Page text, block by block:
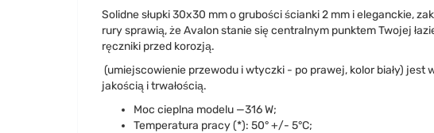
Solidne słupki 30x30 mm o grubości ścianki 2 mm i eleganckie,
rury sprawią, że Avalon stanie się centralnym punktem Twojej
ręczniki przed korozją.
(umiejscowienie przewodu i wtyczki - po prawej, kolor biały)
jakością i trwałością.
Moc cieplna modelu —316 W;
Temperatura pracy (*): 50° +/- 5°C;